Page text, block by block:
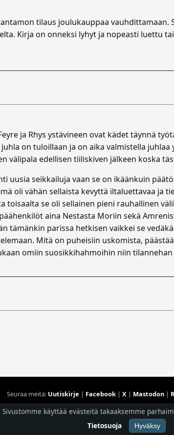
tilaus joulukauppaa
Kirja on onneksi lyhyt ja nopeasti luettu
ja Rhys ystävineen ovat kädet täynnä
on tuloillaan ja on aika valmistella
välipala edellisen tiiliskiven jälkeen koska
uusia seikkailuja vaan se on ikäänkuin
oli vähän sellaista kevyttä iltaluettavaa ja
se oli sellainen pieni rauhallinen
aina Nestasta Moriin sekä
tämänkin parissa hetkisen vaikkei se
Mitä on puheisiin uskomista,
omiin suosikkihahmoihin niin
Seuraa meitä: Uutiskirje | Facebook| X | Mastodon|
Hostingpalvelun tarjoaaPlaneetta
© 1996 - 2026 Risingshadow. Kaikki oikeudet
Sivustomme käyttää evästeitä takaaksemme
Tietosuoja
Hyväksy